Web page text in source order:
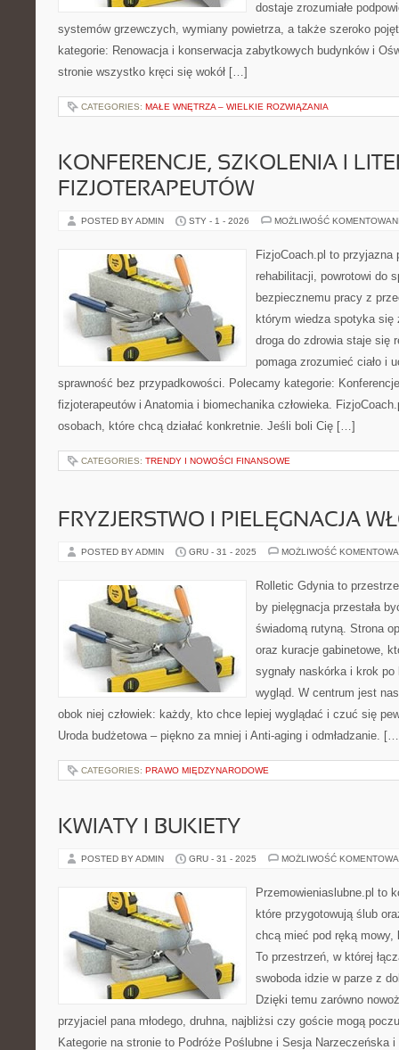
dostaje zrozumiałe
systemów grzewczych, wymiany powietrza, a także szeroko
kategorie: Renowacja i konserwacja zabytkowych budynków i
stronie wszystko kręci się wokół […]
CATEGORIES: MAŁE WNĘTRZA – WIELKIE ROZWIĄZANIA
KONFERENCJE, SZKOLENIA I
FIZJOTERAPEUTÓW
POSTED BY ADMIN STY - 1 - 2026 MOŻLIWOŚĆ
FizjoCoach.pl to przyjazna
rehabilitacji, powrotowi do
bezpiecznemu pracy z
którym wiedza spotyka
droga do zdrowia staje się
pomaga zrozumieć ciało i
sprawność bez przypadkowości. Polecamy kategorie:
fizjoterapeutów i Anatomia i biomechanika człowieka.
osobach, które chcą działać konkretnie. Jeśli boli Cię […]
CATEGORIES: TRENDY I NOWOŚCI FINANSOWE
FRYZJERSTWO I PIELĘGNACJA
POSTED BY ADMIN GRU - 31 - 2025 MOŻLIWOŚĆ
Rolletic Gdynia to
by pielęgnacja przestała
świadomą rutyną. Strona
oraz kuracje gabinetowe,
sygnały naskórka i krok
wygląd. W centrum jest
obok niej człowiek: każdy, kto chce lepiej wyglądać i czuć się
Uroda budżetowa – piękno za mniej i Anti-aging i odmładzanie.
CATEGORIES: PRAWO MIĘDZYNARODOWE
KWIATY I BUKIETY
POSTED BY ADMIN GRU - 31 - 2025 MOŻLIWOŚĆ
Przemowieniaslubne.pl to
które przygotowują ślub
chcą mieć pod ręką
To przestrzeń, w której
swoboda idzie w parze z
Dzięki temu zarówno
przyjaciel pana młodego, druhna, najbliżsi czy goście mogą
Kategorie na stronie to Podróże Poślubne i Sesja Narzeczeńska